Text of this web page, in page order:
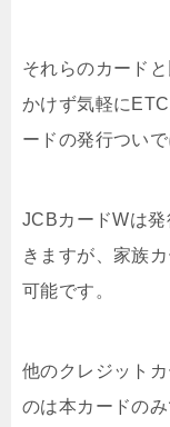
それらのカード
かけず気軽に
ードの発行つい
JCBカードWは
きますが、家族
可能です。
他のクレジット
のは本カードの